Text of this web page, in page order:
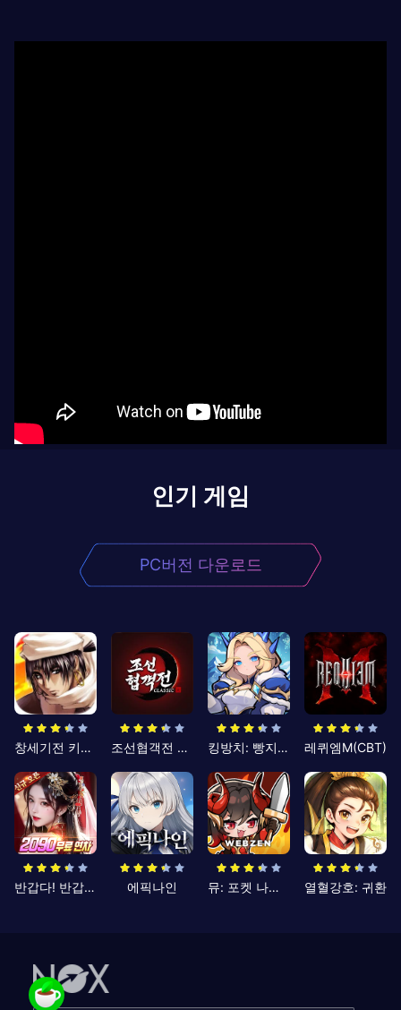
인기 게임
PC버전 다운로드
창세기전 키우기 조선협객전 클래식 킹방치: 빵지의 제왕 레퀴엠M(CBT)
반갑다! 반갑삼국지 에픽나인 뮤: 포켓 나이츠 열혈강호: 귀환